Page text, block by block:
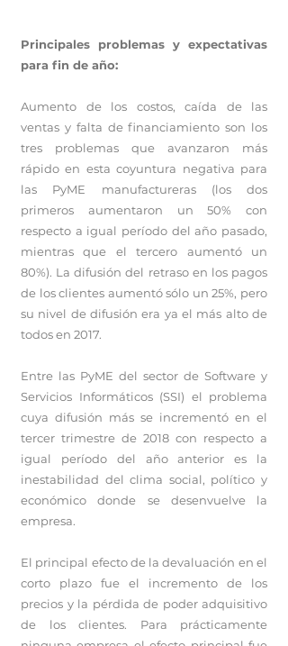
Principales problemas y expectativas
para fin de año:
Aumento de los costos, caída de las
ventas y falta de financiamiento son los
tres problemas que avanzaron más
rápido en esta coyuntura negativa para
las PyME manufactureras (los dos
primeros aumentaron un 50% con
respecto a igual período del año pasado,
mientras que el tercero aumentó un
80%). La difusión del retraso en los pagos
de los clientes aumentó sólo un 25%, pero
su nivel de difusión era ya el más alto de
todos en 2017.
Entre las PyME del sector de Software y
Servicios Informáticos (SSI) el problema
cuya difusión más se incrementó en el
tercer trimestre de 2018 con respecto a
igual período del año anterior es la
inestabilidad del clima social, político y
económico donde se desenvuelve la
empresa.
El principal efecto de la devaluación en el
corto plazo fue el incremento de los
precios y la pérdida de poder adquisitivo
de los clientes. Para prácticamente